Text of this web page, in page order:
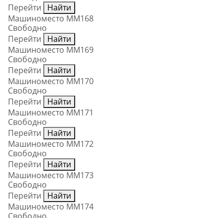
Перейти
Найти
Машиноместо ММ168
Свободно
Перейти
Найти
Машиноместо ММ169
Свободно
Перейти
Найти
Машиноместо ММ170
Свободно
Перейти
Найти
Машиноместо ММ171
Свободно
Перейти
Найти
Машиноместо ММ172
Свободно
Перейти
Найти
Машиноместо ММ173
Свободно
Перейти
Найти
Машиноместо ММ174